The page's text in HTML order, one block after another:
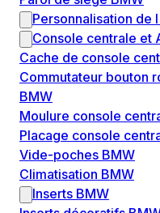
Personnalisation de
Console centrale et
Cache de console
Commutateur bouton
BMW
Moulure console
Placage console
Vide-poches BMW
Climatisation BMW
Inserts BMW